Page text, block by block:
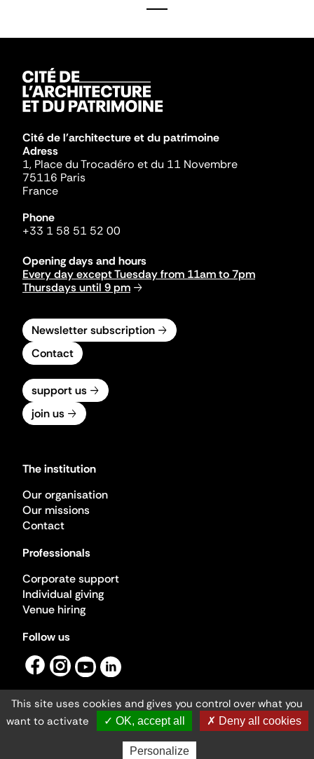
Cité de l'architecture et du patrimoine
Adress
1, Place du Trocadéro et du 11 Novembre
75116 Paris
France
Phone
+33 1 58 51 52 00
Opening days and hours
Every day except Tuesday from 11am to 7pm
Thursdays until 9 pm
Newsletter subscription
Contact
support us
join us
The institution
Our organisation
Our missions
Contact
Professionals
Corporate support
Individual giving
Venue hiring
Follow us
Ministère de la Culture ©2026
- Cité de l'architecture et du patrimoine
This site uses cookies and gives you control over what you
want to activate
✓ OK, accept all ✗ Deny all cookies
Personalize